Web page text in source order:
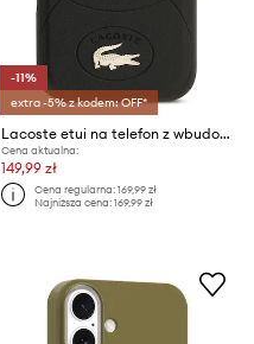
-11%
extra -5% z kodem: OFF*
Lacoste etui na telefon z wbudowanym pierścieniem magnetycznym MagSafe iPhone 17 Pro
Cena aktualna:
149,99 zł
Cena regularna:169,99 zł
Najniższa cena:169,99 zł